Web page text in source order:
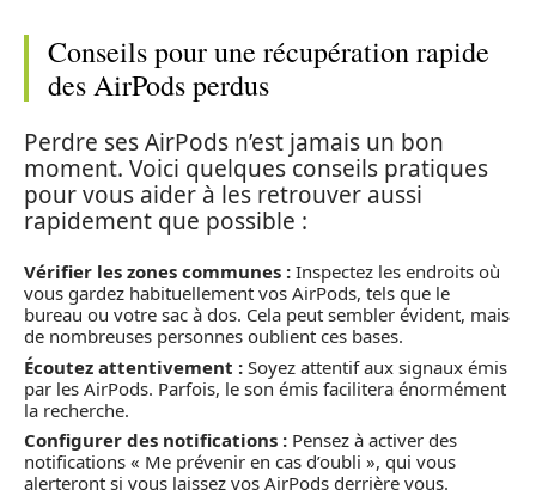
Conseils pour une récupération rapide
des AirPods perdus
Perdre ses AirPods n’est jamais un bon
moment. Voici quelques conseils pratiques
pour vous aider à les retrouver aussi
rapidement que possible :
Vérifier les zones communes : Inspectez les endroits où
vous gardez habituellement vos AirPods, tels que le
bureau ou votre sac à dos. Cela peut sembler évident, mais
de nombreuses personnes oublient ces bases.
Écoutez attentivement : Soyez attentif aux signaux émis
par les AirPods. Parfois, le son émis facilitera énormément
la recherche.
Configurer des notifications : Pensez à activer des
notifications « Me prévenir en cas d’oubli », qui vous
alerteront si vous laissez vos AirPods derrière vous.